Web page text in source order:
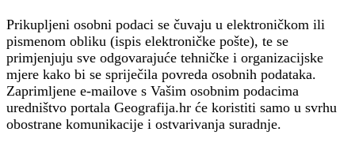
Prikupljeni osobni podaci se čuvaju u elektroničkom ili
pismenom obliku (ispis elektroničke pošte), te se
primjenjuju sve odgovarajuće tehničke i organizacijske
mjere kako bi se spriječila povreda osobnih podataka.
Zaprimljene e-mailove s Vašim osobnim podacima
uredništvo portala Geografija.hr će koristiti samo u svrhu
obostrane komunikacije i ostvarivanja suradnje.